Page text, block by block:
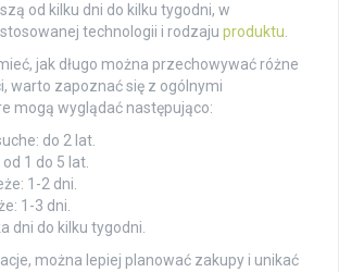
od kilku dni do kilku tygodni, w
technologii i rodzaju produktu.
jak długo można przechowywać różne
warto zapoznać się z ogólnymi
mogą wyglądać następująco:
do 2 lat.
1 do 5 lat.
1-2 dni.
1-3 dni.
dni do kilku tygodni.
można lepiej planować zakupy i unikać